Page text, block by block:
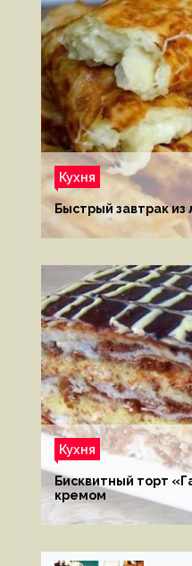
Кухня
Быстрый завтрак
Кухня
Бисквитный торт
кремом